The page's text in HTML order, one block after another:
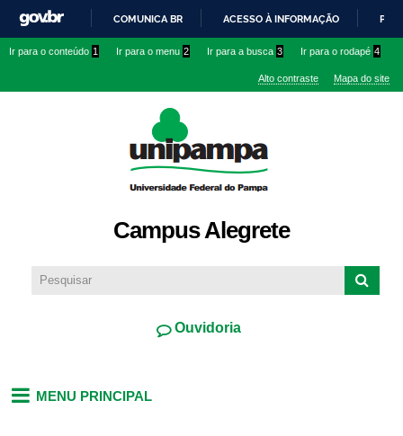
conteúdo
IR
O
COMUNICA BR ACESSO À INFORMAÇÃO
Ir para o conteúdo 1 Ir para o menu 2 Ir para a busca 3 Ir para o rodapé 4
Alto contraste Mapa do site
Campus Alegrete
Ouvidoria
MENU PRINCIPAL